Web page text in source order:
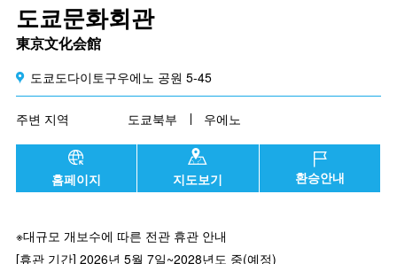
도쿄문화회관
東京文化会館
도쿄도다이토구우에노 공원 5-45
주변 지역 도쿄북부 우에노
홈페이지 지도보기 환승안내
※대규모 개보수에 따른 전관 휴관 안내
[휴관 기간] 2026년 5월 7일~2028년도 중(예정)